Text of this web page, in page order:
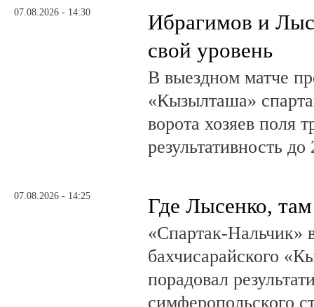
07.08.2026 - 14:30
Ибрагимов и
свой уровень
В выездном матче
«Кызылташа»
ворота хозяев поля
результативность
07.08.2026 - 14:25 Где Лысенко,
«Спартак-Нальчик»
бахчисарайского
порадовал
симферопольского